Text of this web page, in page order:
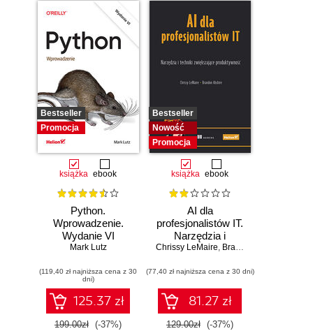
Bestseller
Promocja
książka ebook
Python.
Wprowadzenie.
Wydanie VI
Mark Lutz
(119,40 zł najniższa cena z 30
dni)
125.37 zł
199.00zł (-37%)
Bestseller
Nowość
Promocja
książka ebook
AI dla
profesjonalistów IT.
Narzędzia i
techniki
produktywność
Chrissy LeMaire, Brandon Abshire
(77,40 zł najniższa cena z 30 dni)
81.27 zł
129.00zł (-37%)